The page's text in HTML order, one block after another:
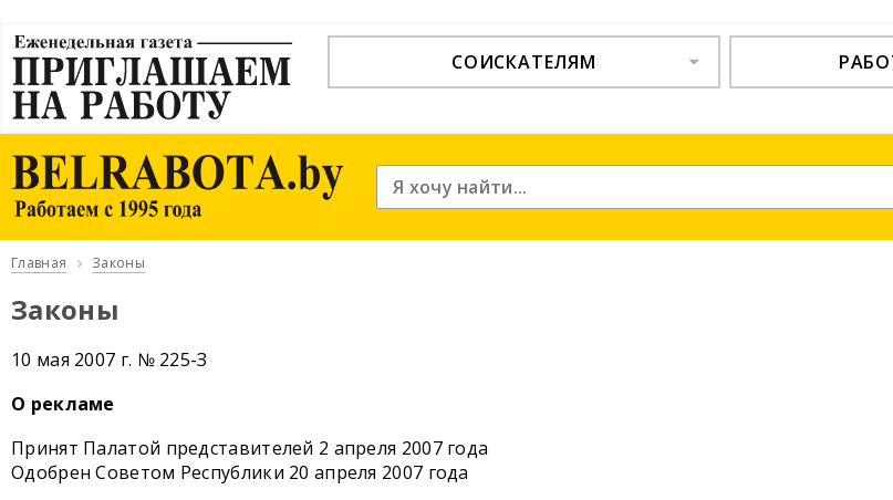
СОИСКАТЕЛЯМ
Главная Законы
Законы
10 мая 2007 г. № 225-З
О рекламе
Принят Палатой представителей 2 апреля 2007 года
Одобрен Советом Республики 20 апреля 2007 года